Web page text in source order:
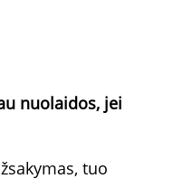
nuolaidos, jei
tuo